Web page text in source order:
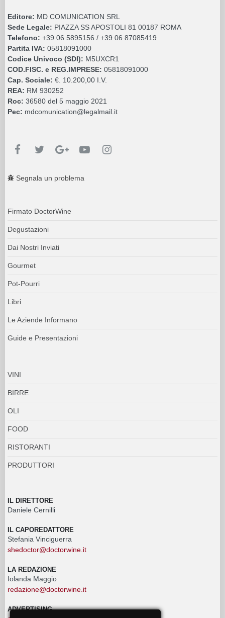
Editore: MD COMUNICATION SRL
Sede Legale: PIAZZA SS APOSTOLI 81 00187 ROMA
Telefono: +39 06 5895156 / +39 06 87085419
Partita IVA: 05818091000
Codice Univoco (SDI): M5UXCR1
COD.FISC. e REG.IMPRESE: 05818091000
Cap. Sociale: €. 10.200,00 I.V.
REA: RM 930252
Roc: 36580 del 5 maggio 2021
Pec: mdcomunication@legalmail.it
Segnala un problema
Firmato DoctorWine
Degustazioni
Dai Nostri Inviati
Gourmet
Pot-Pourri
Libri
Le Aziende Informano
Guide e Presentazioni
VINI
BIRRE
OLI
FOOD
RISTORANTI
PRODUTTORI
IL DIRETTORE
Daniele Cernilli
IL CAPOREDATTORE
Stefania Vinciguerra
shedoctor@doctorwine.it
LA REDAZIONE
Iolanda Maggio
redazione@doctorwine.it
ADVERTISING